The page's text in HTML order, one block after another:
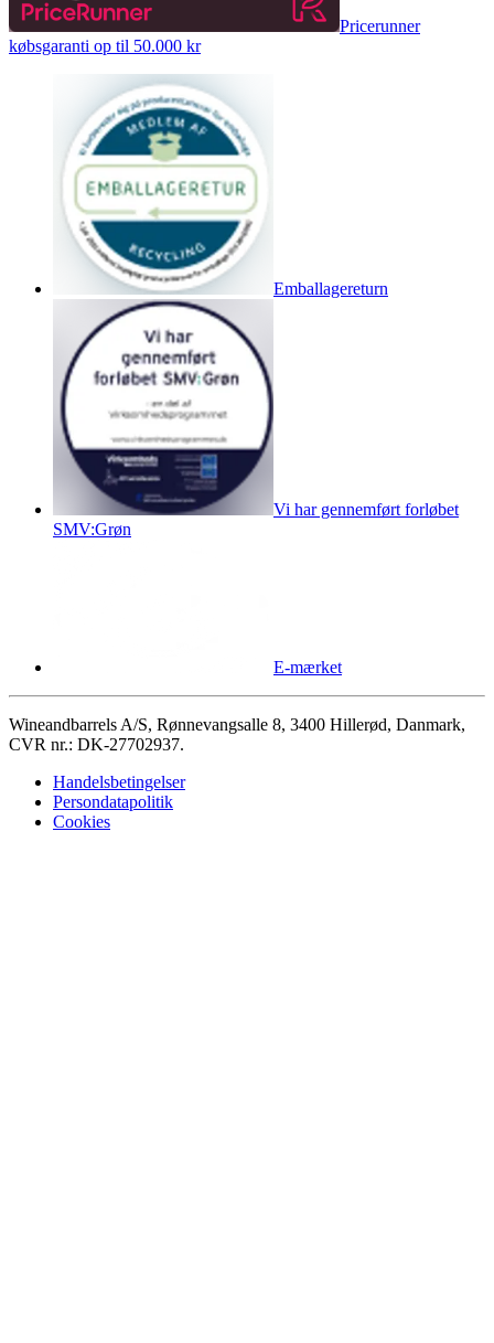
Pricerunner
købsgaranti op til 50.000 kr
Emballagereturn
Vi har gennemført forløbet
SMV:Grøn
E-mærket
Wineandbarrels A/S, Rønnevangsalle 8, 3400 Hillerød, Danmark,
CVR nr.: DK-27702937.
Handelsbetingelser
Persondatapolitik
Cookies